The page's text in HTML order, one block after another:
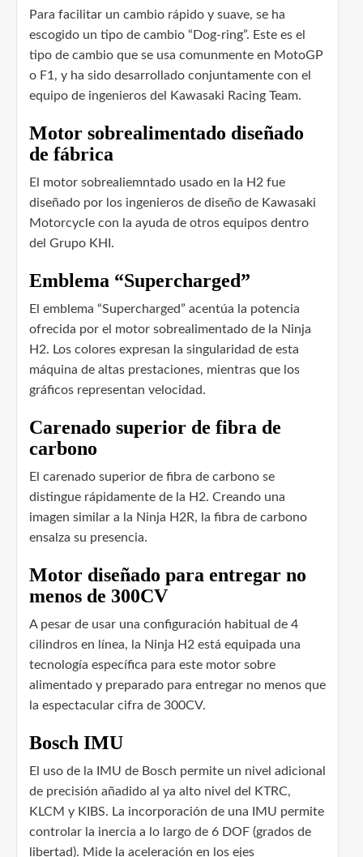
Para facilitar un cambio rápido y suave, se ha
escogido un tipo de cambio “Dog-ring”. Este es el
tipo de cambio que se usa comunmente en MotoGP
o F1, y ha sido desarrollado conjuntamente con el
equipo de ingenieros del Kawasaki Racing Team.
Motor sobrealimentado diseñado
de fábrica
El motor sobrealiemntado usado en la H2 fue
diseñado por los ingenieros de diseño de Kawasaki
Motorcycle con la ayuda de otros equipos dentro
del Grupo KHI.
Emblema “Supercharged”
El emblema “Supercharged” acentúa la potencia
ofrecida por el motor sobrealimentado de la Ninja
H2. Los colores expresan la singularidad de esta
máquina de altas prestaciones, mientras que los
gráficos representan velocidad.
Carenado superior de fibra de
carbono
El carenado superior de fibra de carbono se
distingue rápidamente de la H2. Creando una
imagen similar a la Ninja H2R, la fibra de carbono
ensalza su presencia.
Motor diseñado para entregar no
menos de 300CV
A pesar de usar una configuración habitual de 4
cilindros en línea, la Ninja H2 está equipada una
tecnología específica para este motor sobre
alimentado y preparado para entregar no menos que
la espectacular cifra de 300CV.
Bosch IMU
El uso de la IMU de Bosch permite un nivel adicional
de precisión añadido al ya alto nivel del KTRC,
KLCM y KIBS. La incorporación de una IMU permite
controlar la inercia a lo largo de 6 DOF (grados de
libertad). Mide la aceleración en los ejes